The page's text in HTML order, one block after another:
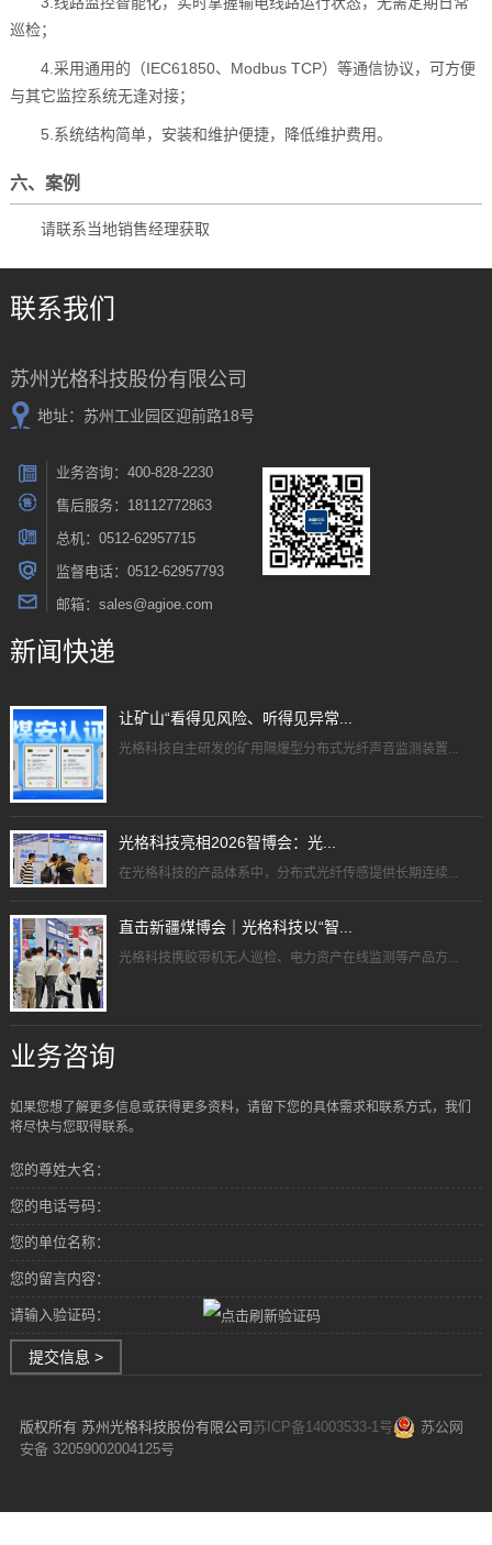
巡检；
4.采用通用的（IEC61850、Modbus TCP）等通信协议，可方便
与其它监控系统无逢对接；
5.系统结构简单，安装和维护便捷，降低维护费用。
六、案例
请联系当地销售经理获取
联系我们
苏州光格科技股份有限公司
地址：苏州工业园区迎前路18号
业务咨询：400-828-2230
售后服务：18112772863
总机：0512-62957715
监督电话：0512-62957793
邮箱：sales@agioe.com
新闻快递
让矿山“看得见风险、听得见异常...
光格科技自主研发的矿用隔爆型分布式光纤声音监测装置...
光格科技亮相2026智博会：光...
在光格科技的产品体系中，分布式光纤传感提供长期连续...
直击新疆煤博会｜光格科技以“智...
光格科技携胶带机无人巡检、电力资产在线监测等产品方...
业务咨询
如果您想了解更多信息或获得更多资料，请留下您的具体需求和联系方式，我们
将尽快与您取得联系。
您的尊姓大名：
您的电话号码：
您的单位名称：
您的留言内容：
请输入验证码：
提交信息 >
版权所有 苏州光格科技股份有限公司苏ICP备14003533-1号
苏公网
安备 32059002004125号